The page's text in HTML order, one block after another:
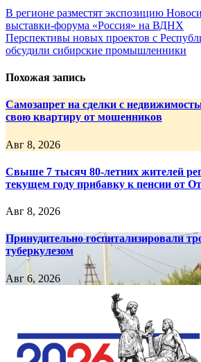
Навигация
по
записям
В регионе разместят экспозицию
выставки-форума «Россия» на ВДНХ
Перспективы новых проектов с
обсудили сибирские промышленники
Похожая запись
Самозапрет на сделки с
свою квартиру от мошенников
Авг 8, 2026
Свыше 7 тысяч 80-летних жителей
текущем году прибавку к пенсии от
Авг 8, 2026
Принудительно госпитализировали
туберкулезом
Авг 6, 2026